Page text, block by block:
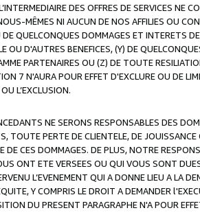
DES OFFRES DE SERVICES NE
MÊMES NI AUCUN DE NOS AFFILIES OU
QUELCONQUES DOMMAGES ET INTERETS
OU D'AUTRES BENEFICES, (Y) DE
PARTENAIRES OU (Z) DE TOUTE
7 N'AURA POUR EFFET D'EXCLURE OU DE
L’EXCLUSION.
NE SERONS RESPONSABLES DES
TOUTE PERTE DE CLIENTELE, DE
CES DOMMAGES. DE PLUS, NOTRE
ONT ETE VERSEES OU QUI VOUS SONT
L’EVENEMENT QUI A DONNE LIEU A LA
Y COMPRIS LE DROIT A DEMANDER
DU PRESENT PARAGRAPHE N'A POUR